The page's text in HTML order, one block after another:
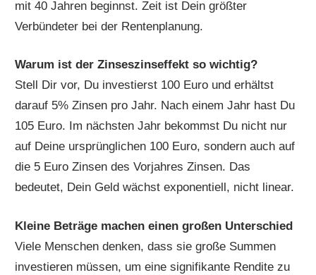
mit 40 Jahren beginnst. Zeit ist Dein größter
Verbündeter bei der Rentenplanung.
Warum ist der Zinseszinseffekt so wichtig?
Stell Dir vor, Du investierst 100 Euro und erhältst
darauf 5% Zinsen pro Jahr. Nach einem Jahr hast Du
105 Euro. Im nächsten Jahr bekommst Du nicht nur
auf Deine ursprünglichen 100 Euro, sondern auch auf
die 5 Euro Zinsen des Vorjahres Zinsen. Das
bedeutet, Dein Geld wächst exponentiell, nicht linear.
Kleine Beträge machen einen großen Unterschied
Viele Menschen denken, dass sie große Summen
investieren müssen, um eine signifikante Rendite zu